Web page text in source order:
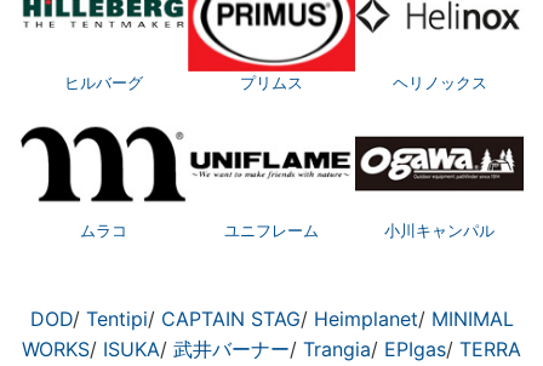
ヒルバーグ プリムス ヘリノックス
ムラコ ユニフレーム 小川キャンパル
DOD/ Tentipi/ CAPTAIN STAG/ Heimplanet/ MINIMAL
WORKS/ ISUKA/ 武井バーナー/ Trangia/ EPIgas/ TERRA